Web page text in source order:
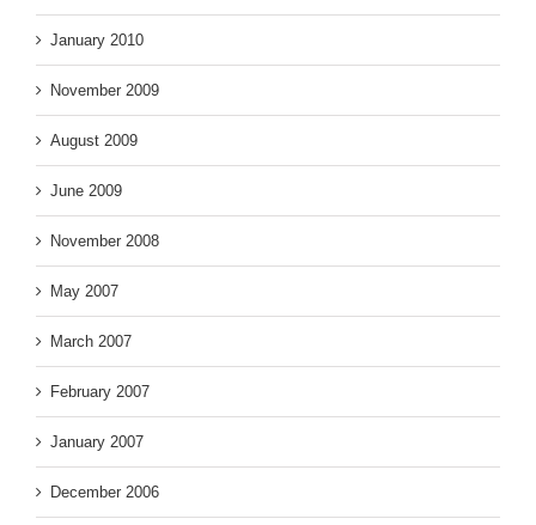
January 2010
November 2009
August 2009
June 2009
November 2008
May 2007
March 2007
February 2007
January 2007
December 2006